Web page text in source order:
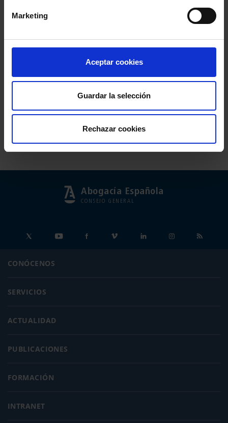
Marketing
Aceptar cookies
Guardar la selección
Rechazar cookies
Comparte:
Abogacía Española
CONSEJO GENERAL
CONÓCENOS
SERVICIOS
ACTUALIDAD
PUBLICACIONES
FORMACIÓN
INTRANET